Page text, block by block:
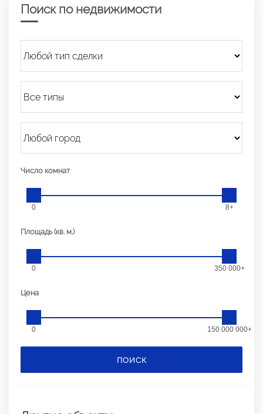
Поиск по недвижимости
Число комнат
0 8+
Площадь (кв. м.)
0 350 000+
Цена
0 150 000 000+
ПОИСК